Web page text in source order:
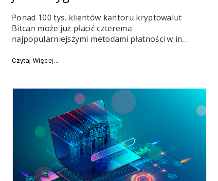
Ponad 100 tys. klientów kantoru kryptowalut
Bitcan może już płacić czterema
najpopularniejszymi metodami płatności w in…
Czytaj Więcej